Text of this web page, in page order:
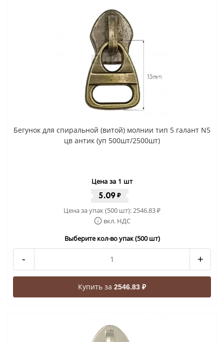
Бегунок для спиральной (витой) молнии тип 5 галант N5
цв антик (уп 500шт/2500шт)
Цена за 1 шт
5.09 ₽
Цена за упак (500 шт): 2546.83₽
вкл. НДС
Выберите кол-во упак (500 шт)
- +
Купить за 2546.83 ₽